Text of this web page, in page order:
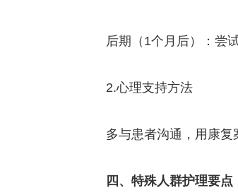
后期（1个月后）：尝
2.心理支持方法
多与患者沟通，用康复
四、特殊人群护理要点